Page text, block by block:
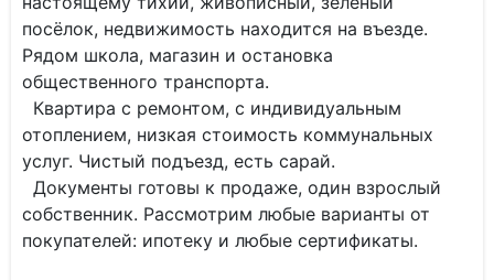
посёлок, недвижимость находится на въезде.
Рядом школа, магазин и остановка
общественного транспорта.
Квартира с ремонтом, с индивидуальным
отоплением, низкая стоимость коммунальных
услуг. Чистый подъезд, есть сарай.
Документы готовы к продаже, один взрослый
собственник. Рассмотрим любые варианты от
покупателей: ипотеку и любые сертификаты.